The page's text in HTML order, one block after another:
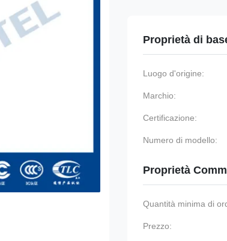
Proprietà di
Luogo d'origine:
Marchio:
Certificazione:
Numero di modello:
Proprietà
Quantità minima di
Prezzo: